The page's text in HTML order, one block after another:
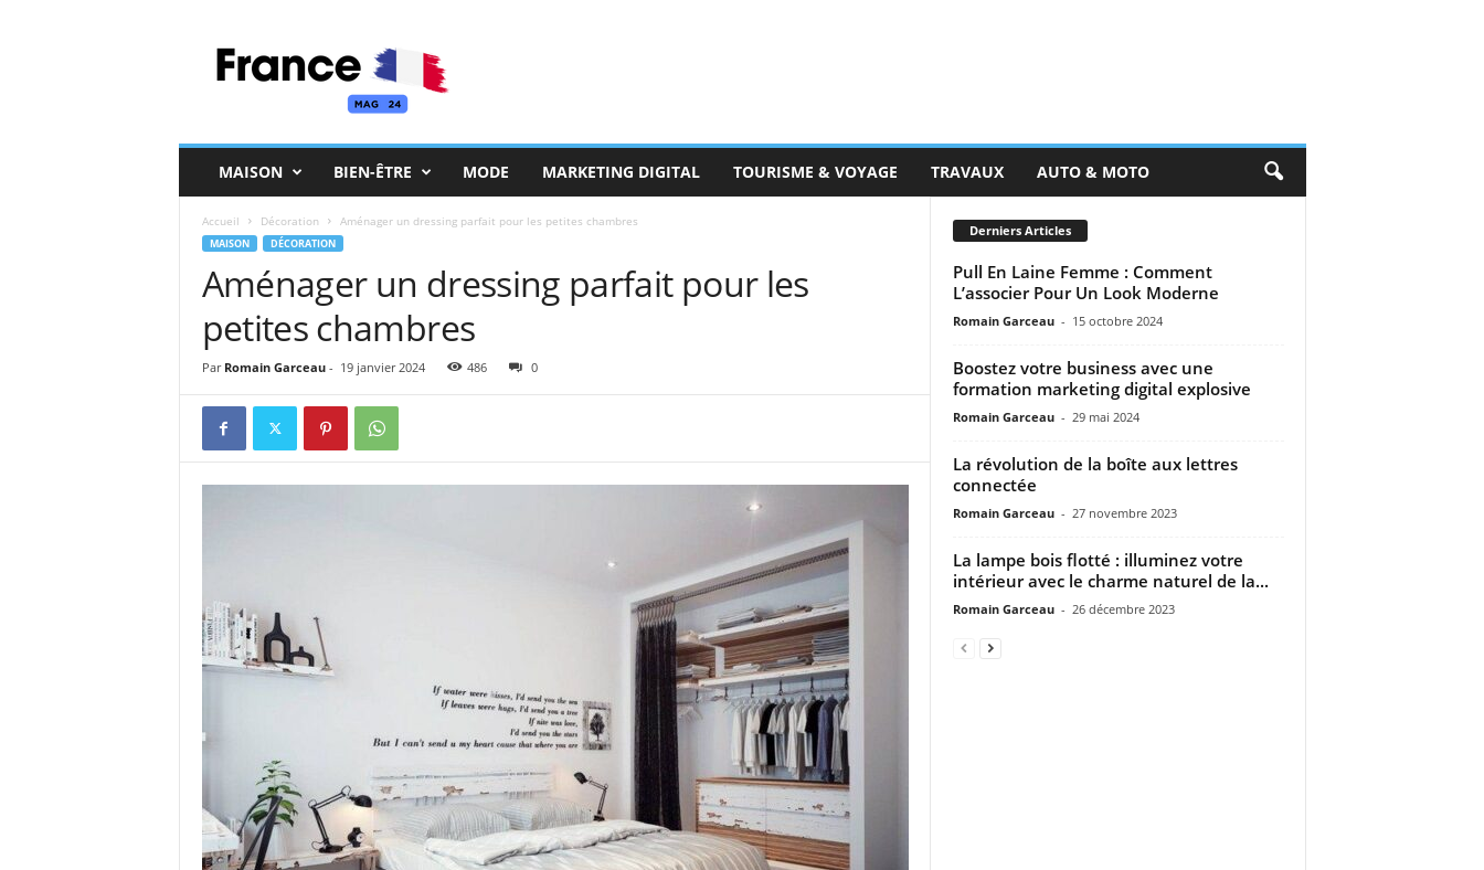
MAISON BIEN-ÊTRE MODE MARKETING DIGITAL TOURISME & VOYAGE TRAVAUX AUTO & MOTO
Accueil Décoration Aménager un dressing parfait pour les petites chambres
MAISON DÉCORATION
Aménager un dressing parfait pour les
petites chambres
Par Romain Garceau- 19 janvier 2024 486 0
Derniers Articles
Pull En Laine Femme : Comment
L’associer Pour Un Look Moderne
Romain Garceau - 15 octobre 2024
Boostez votre business avec une
formation marketing digital explosive
Romain Garceau - 29 mai 2024
La révolution de la boîte aux lettres
connectée
Romain Garceau - 27 novembre 2023
La lampe bois flotté : illuminez votre
intérieur avec le charme naturel de la...
Romain Garceau - 26 décembre 2023